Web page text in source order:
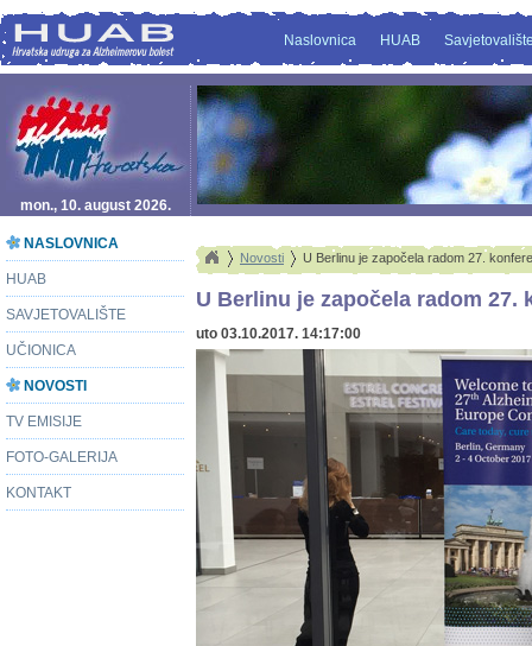
Naslovnica HUAB
mon., 10. august 2026.
NASLOVNICA
HUAB
SAVJETOVALIŠTE
UČIONICA
NOVOSTI
TV EMISIJE
FOTO-GALERIJA
KONTAKT
Novosti U Berlinu je započela radom 27.
U Berlinu je započela radom 27.
uto 03.10.2017. 14:17:00